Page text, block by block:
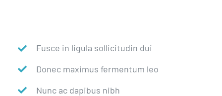
Fusce in ligula sollicitudin dui
Donec maximus fermentum leo
Nunc ac dapibus nibh